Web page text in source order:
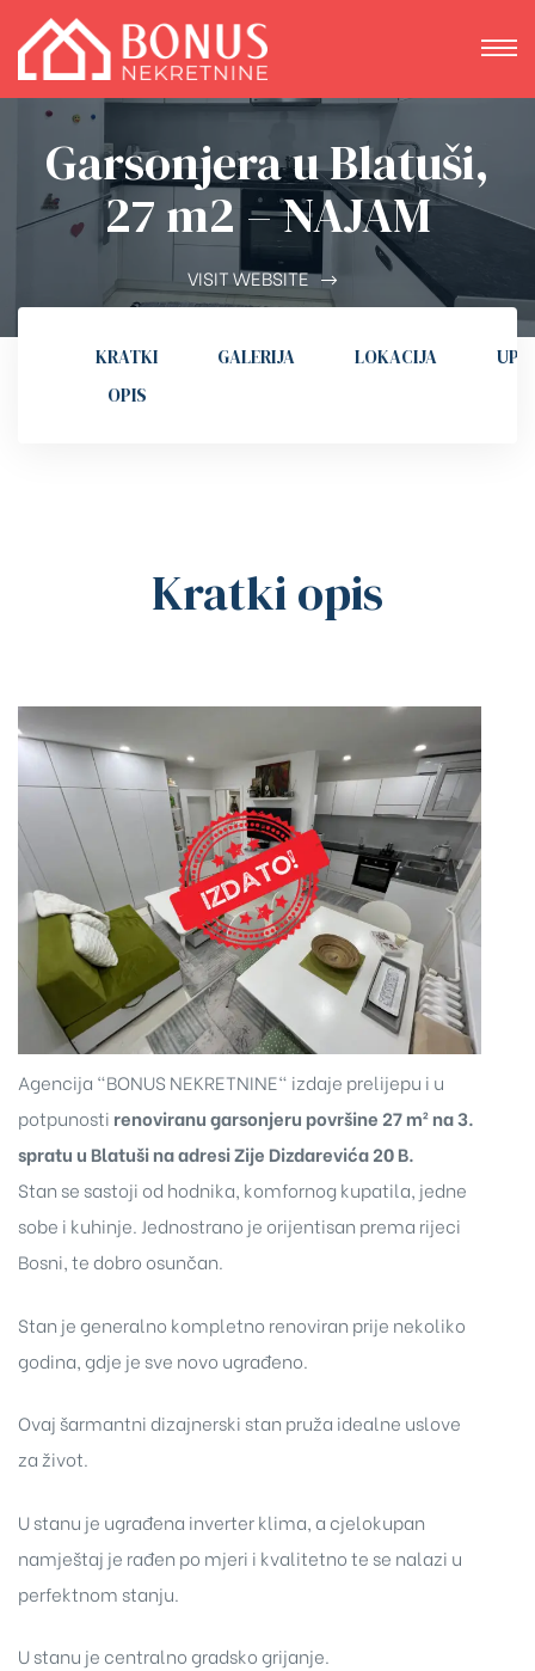
Garsonjera u Blatuši,
27 m2 – NAJAM
VISIT WEBSITE
KRATKI
OPIS
GALERIJA LOKACIJA UPIT
Kratki opis
Agencija "BONUS NEKRETNINE" izdaje prelijepu i u
potpunosti renoviranu garsonjeru površine 27 m² na 3.
spratu u Blatuši na adresi Zije Dizdarevića 20 B.
Stan se sastoji od hodnika, komfornog kupatila, jedne
sobe i kuhinje. Jednostrano je orijentisan prema rijeci
Bosni, te dobro osunčan.
Stan je generalno kompletno renoviran prije nekoliko
godina, gdje je sve novo ugrađeno.
Ovaj šarmantni dizajnerski stan pruža idealne uslove
za život.
U stanu je ugrađena inverter klima, a cjelokupan
namještaj je rađen po mjeri i kvalitetno te se nalazi u
perfektnom stanju.
U stanu je centralno gradsko grijanje.